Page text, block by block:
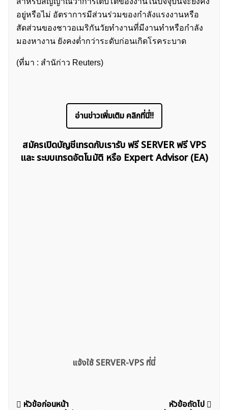
อยู่หรือไม่ อัตราการมีส่วนร่วมของกำลังแรงงานหรือ
สัดส่วนของชาวอเมริกันวัยทำงานที่มีงานทำหรือกำลัง
มองหางาน ยังคงต่ำกว่าระดับก่อนเกิดโรคระบาด
(ที่มา : สำนัก่าว Reuters)
อ่านข่าวเพิ่มเติม คลิกที่นี่!!
สมัครเปิดบัญชีเทรดกับเรารับ ฟรี SERVER ฟรี VPS
และ ระบบเทรดอัตโนมัติ หรือ Expert Advisor (EA)
แจ้งใช้ SERVER-VPS ที่นี่
แนะแนว
หัวข้อก่อนหน้า
หัวข้อถัดไป